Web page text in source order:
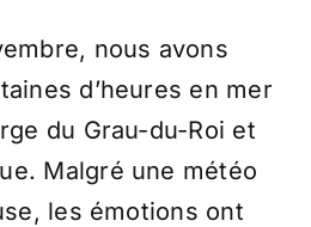
nous avons
d’heures en mer
du Grau-du-Roi et
Malgré une météo
les émotions ont